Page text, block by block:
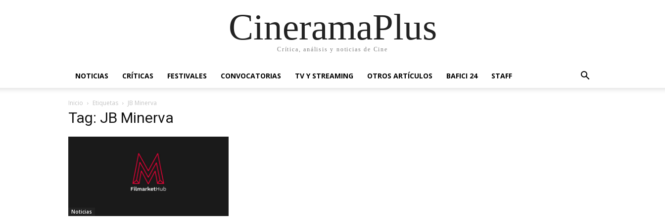
CineramaPlus
Crítica, análisis y noticias de Cine
NOTICIAS CRÍTICAS FESTIVALES CONVOCATORIAS TV Y STREAMING OTROS ARTÍCULOS BAFICI 24 STAFF
Inicio Etiquetas JB Minerva
Tag: JB Minerva
Noticias